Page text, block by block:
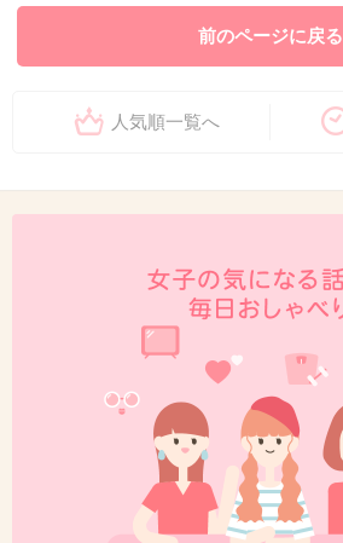
前のページに戻る
人気順一覧へ